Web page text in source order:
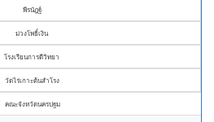
พีรนัฎฐ์
ม่วงโพธิ์เงิน
โรงเรียนการดีวิทยา
วัดไร่เกาะต้นสำโรง
คณะจังหวัดนครปฐม